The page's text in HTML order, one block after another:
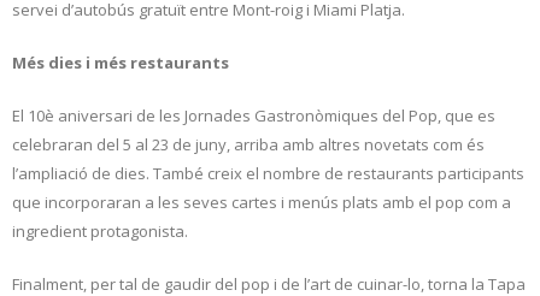
servei d’autobús gratuït entre Mont-roig i Miami Platja.
Més dies i més restaurants
El 10è aniversari de les Jornades Gastronòmiques del Pop, que es
celebraran del 5 al 23 de juny, arriba amb altres novetats com és
l’ampliació de dies. També creix el nombre de restaurants participants
que incorporaran a les seves cartes i menús plats amb el pop com a
ingredient protagonista.
Finalment, per tal de gaudir del pop i de l’art de cuinar-lo, torna la Tapa